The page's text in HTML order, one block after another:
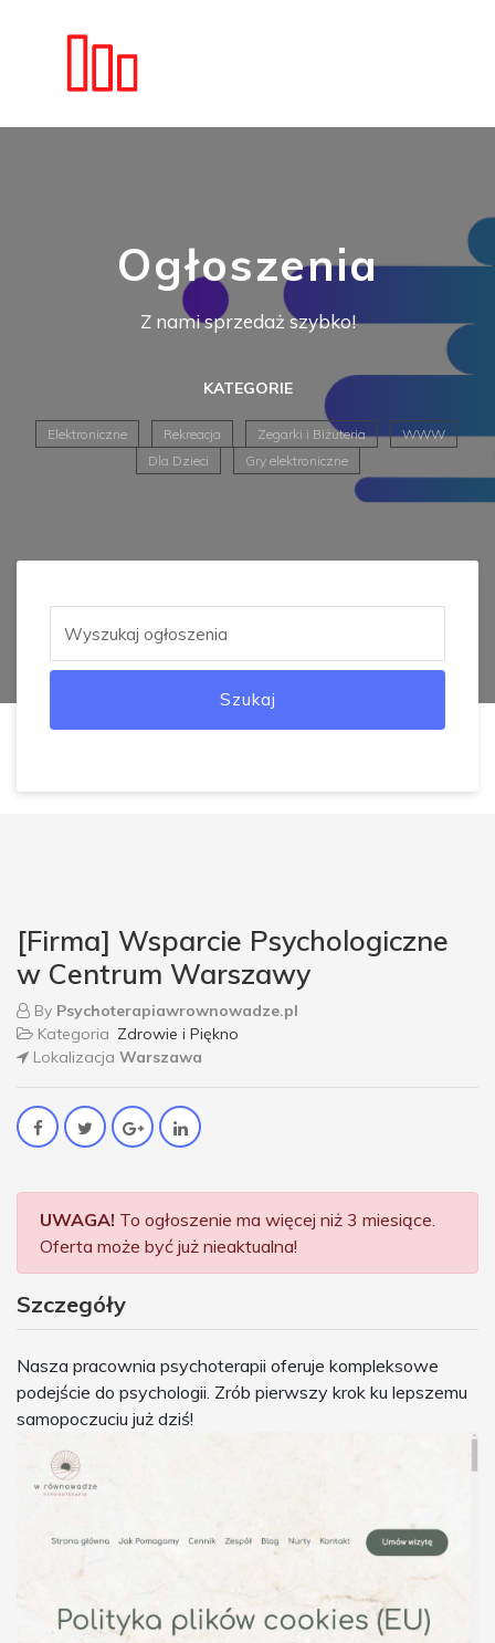
Ogłoszenia
Z nami sprzedaż szybko!
KATEGORIE
Elektroniczne Rekreacja Zegarki i Biżuteria
WWW
Dla Dzieci
Gry elektroniczne
Szukaj
[Firma] Wsparcie Psychologiczne
w Centrum Warszawy
By Psychoterapiawrownowadze.pl
Kategoria Zdrowie i Piękno
Lokalizacja Warszawa
UWAGA! To ogłoszenie ma więcej niż 3 miesiące.
Oferta może być już nieaktualna!
Szczegóły
Nasza pracownia psychoterapii oferuje kompleksowe
podejście do psychologii. Zrób pierwszy krok ku lepszemu
samopoczuciu już dziś!